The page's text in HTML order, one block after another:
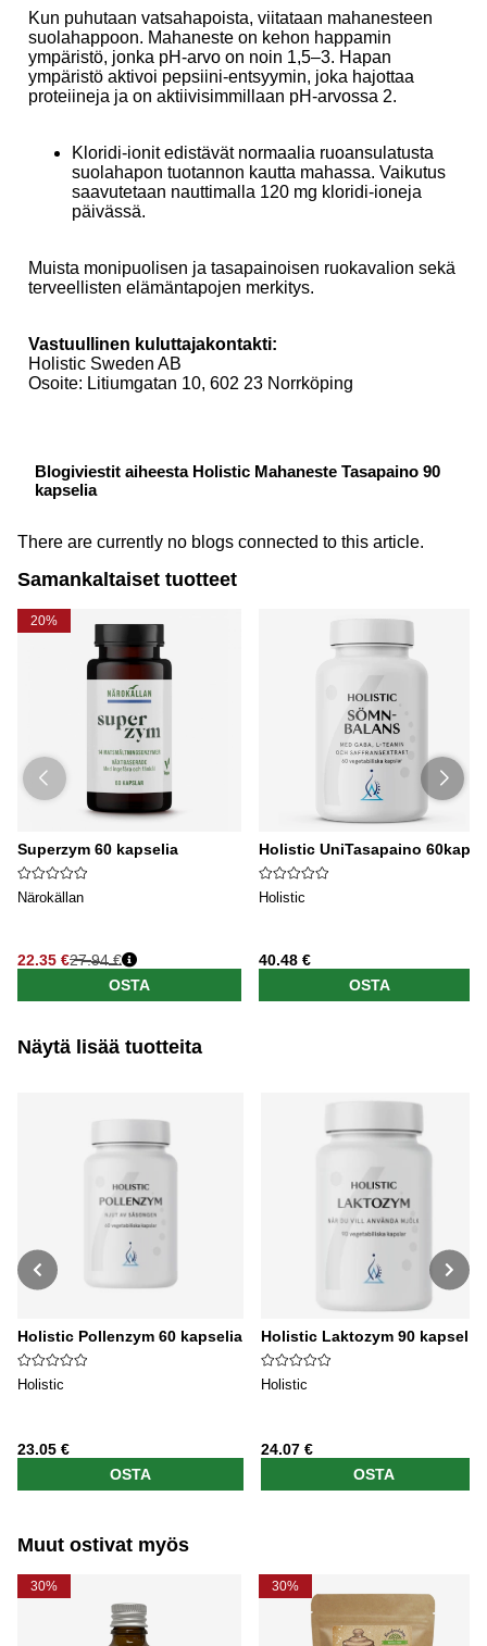
Kun puhutaan vatsahapoista, viitataan mahanesteen
suolahappoon. Mahaneste on kehon happamin
ympäristö, jonka pH-arvo on noin 1,5–3. Hapan
ympäristö aktivoi pepsiini-entsyymin, joka hajottaa
proteiineja ja on aktiivisimmillaan pH-arvossa 2.
Kloridi-ionit edistävät normaalia ruoansulatusta
suolahapon tuotannon kautta mahassa. Vaikutus
saavutetaan nauttimalla 120 mg kloridi-ioneja
päivässä.
Muista monipuolisen ja tasapainoisen ruokavalion sekä
terveellisten elämäntapojen merkitys.
Vastuullinen kuluttajakontakti:
Holistic Sweden AB
Osoite: Litiumgatan 10, 602 23 Norrköping
Blogiviestit aiheesta Holistic Mahaneste Tasapaino 90
kapselia
There are currently no blogs connected to this article.
Samankaltaiset tuotteet
20%
Superzym 60 kapselia
Närokällan
22.35 €27.94 €
OSTA
Holistic UniTasapaino 60kaps
Holistic
40.48 €
OSTA
Näytä lisää tuotteita
Holistic Pollenzym 60 kapselia
Holistic
23.05 €
OSTA
Holistic Laktozym 90 kapselia
Holistic
24.07 €
OSTA
Muut ostivat myös
30% 30%